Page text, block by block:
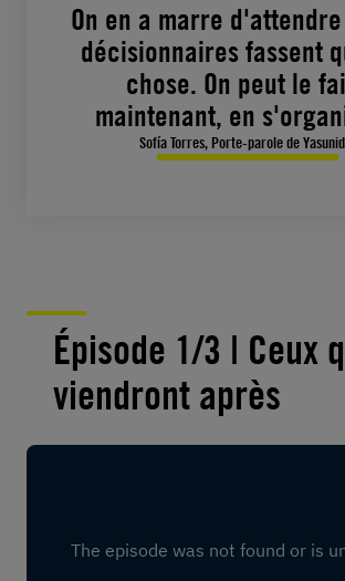
On en a marre
décisionnaires fassent
chose. On peut le
maintenant, en
Sofía Torres, Porte-parole de
Épisode 1/3 | Ceux
viendront après